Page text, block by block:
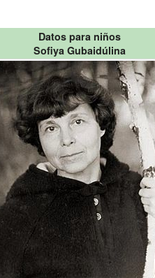
Datos para niños
Sofiya Gubaidúlina